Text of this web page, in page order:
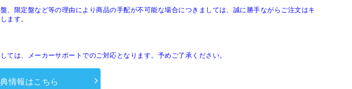
限定盤など等の理由により商品の手配が不可能な場合につきましては、誠に勝手ながらご注文はキ
ます。
は、メーカーサポートでのご対応となります。予めご了承ください。
情報はこちら